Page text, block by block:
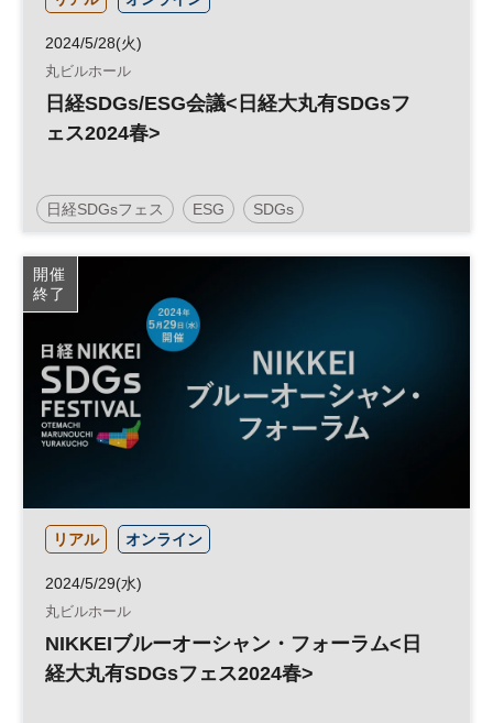
2024/5/28(火)
丸ビルホール
日経SDGs/ESG会議<日経大丸有SDGsフ
ェス2024春>
日経SDGsフェス ESG SDGs
開催
終了
リアル オンライン
2024/5/29(水)
丸ビルホール
NIKKEIブルーオーシャン・フォーラム<日
経大丸有SDGsフェス2024春>